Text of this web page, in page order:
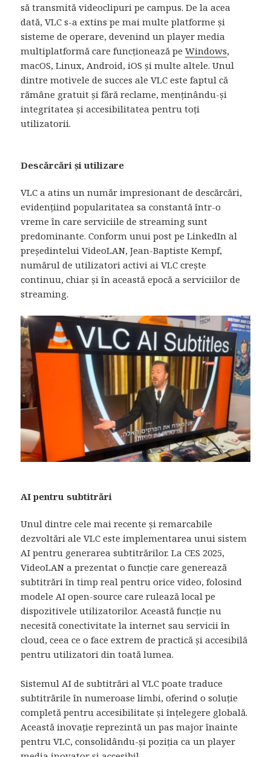
să transmită videoclipuri pe campus. De la acea
dată, VLC s-a extins pe mai multe platforme și
sisteme de operare, devenind un player media
multiplatformă care funcționează peWindows,
macOS, Linux, Android, iOS și multe altele. Unul
dintre motivele de succes ale VLC este faptul că
rămâne gratuit și fără reclame, menținându-și
integritatea și accesibilitatea pentru toți
utilizatorii.
Descărcări și utilizare
VLC a atins un număr impresionant de descărcări,
evidențiind popularitatea sa constantă într-o
vreme în care serviciile de streaming sunt
predominante. Conform unui post pe LinkedIn al
președintelui VideoLAN, Jean-Baptiste Kempf,
numărul de utilizatori activi ai VLC crește
continuu, chiar și în această epocă a serviciilor de
streaming.
AI pentru subtitrări
Unul dintre cele mai recente și remarcabile
dezvoltări ale VLC este implementarea unui sistem
AI pentru generarea subtitrărilor. La CES 2025,
VideoLAN a prezentat o funcție care generează
subtitrări în timp real pentru orice video, folosind
modele AI open-source care rulează local pe
dispozitivele utilizatorilor. Această funcție nu
necesită conectivitate la internet sau servicii în
cloud, ceea ce o face extrem de practică și accesibilă
pentru utilizatori din toată lumea.
Sistemul AI de subtitrări al VLC poate traduce
subtitrările în numeroase limbi, oferind o soluție
completă pentru accesibilitate și înțelegere globală.
Această inovație reprezintă un pas major înainte
pentru VLC, consolidându-și poziția ca un player